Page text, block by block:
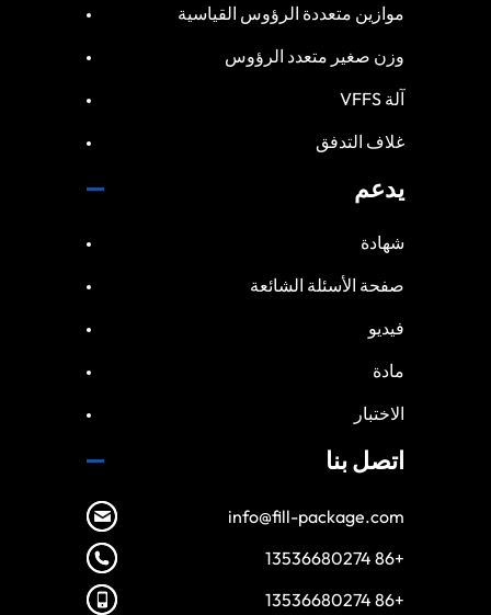
موازين متعددة الرؤوس القياسية
وزن صغير متعدد الرؤوس
آلة VFFS
غلاف التدفق
يدعم
شهادة
صفحة الأسئلة الشائعة
فيديو
مادة
الاختبار
اتصل بنا
info@fill-package.com
+86 13536680274
+86 13536680274